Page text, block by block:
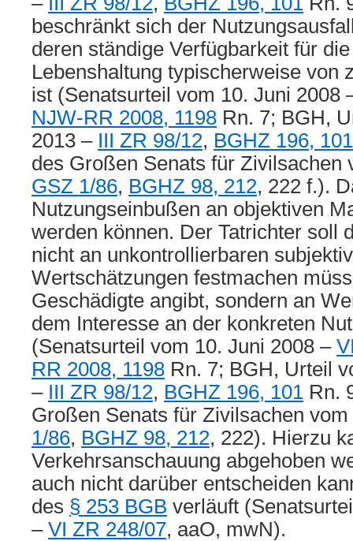
beschränkt sich der
deren ständige Verfügbarkeit für
Lebenshaltung typischerweise von
ist (Senatsurteil vom 10. Juni 2008
NJW-RR 2008, 1198 Rn. 7; BGH,
2013 – III ZR 98/12, BGHZ 196, 101
des Großen Senats für Zivilsachen
GSZ 1/86, BGHZ 98, 212, 222 f.).
Nutzungseinbußen an objektiven
werden können. Der Tatrichter soll
nicht an unkontrollierbaren
Wertschätzungen festmachen
Geschädigte angibt, sondern an
dem Interesse an der konkreten
(Senatsurteil vom 10. Juni 2008 –
RR 2008, 1198 Rn. 7; BGH, Urteil
– III ZR 98/12, BGHZ 196, 101 Rn.
Großen Senats für Zivilsachen
1/86, BGHZ 98, 212, 222). Hierzu
Verkehrsanschauung abgehoben
auch nicht darüber entscheiden
des § 253 BGB verläuft
– VI ZR 248/07, aaO, mwN).